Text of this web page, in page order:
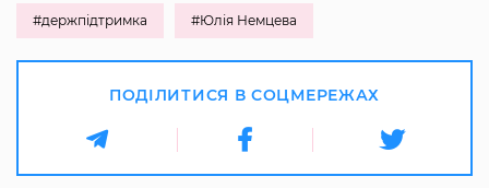
#держпідтримка #Юлія Немцева
ПОДІЛИТИСЯ В СОЦМЕРЕЖАХ